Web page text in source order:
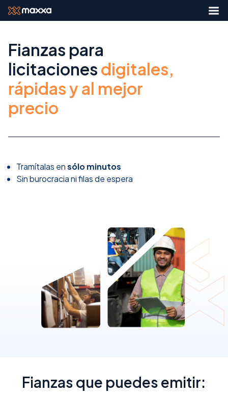
Fianzas para
licitaciones digitales,
rápidas y al mejor
precio
Tramítalas ensólo minutos
Sin burocracia ni filas de espera
Fianzas que puedes emitir: